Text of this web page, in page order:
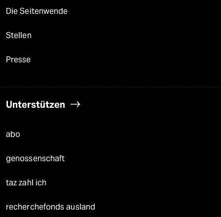
Die Seitenwende
Stellen
Presse
Unterstützen
abo
genossenschaft
taz zahl ich
recherchefonds ausland